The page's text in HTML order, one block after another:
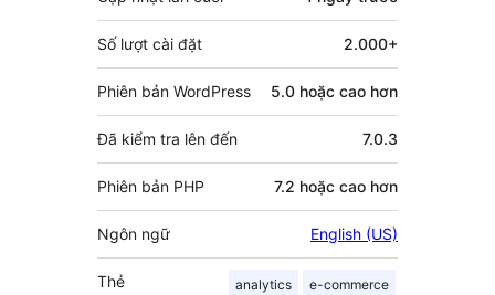
Số lượt cài đặt 2.000+
Phiên bản WordPress 5.0 hoặc cao hơn
Đã kiểm tra lên đến 7.0.3
Phiên bản PHP 7.2 hoặc cao hơn
Ngôn ngữ English (US)
Thẻ analytics e-commerce